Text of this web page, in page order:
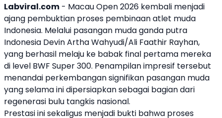
Labviral.com - Macau Open 2026 kembali menjadi
ajang pembuktian proses pembinaan atlet muda
Indonesia. Melalui pasangan muda ganda putra
Indonesia Devin Artha Wahyudi/Ali Faathir Rayhan,
yang berhasil melaju ke babak final pertama mereka
di level BWF Super 300. Penampilan impresif tersebut
menandai perkembangan signifikan pasangan muda
yang selama ini dipersiapkan sebagai bagian dari
regenerasi bulu tangkis nasional.
Prestasi ini sekaligus menjadi bukti bahwa proses